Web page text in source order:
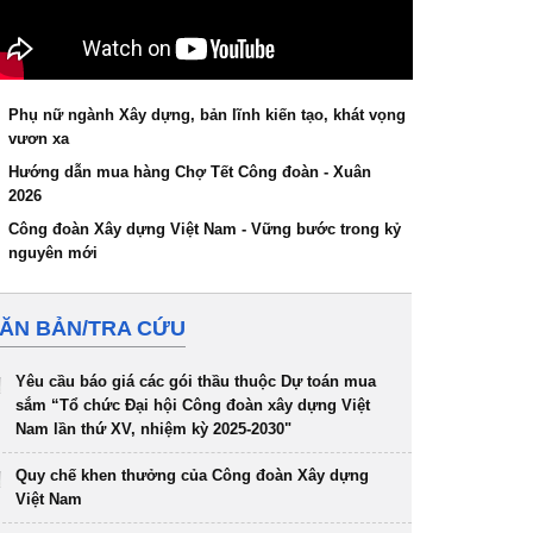
Phụ nữ ngành Xây dựng, bản lĩnh kiến tạo, khát vọng
vươn xa
Hướng dẫn mua hàng Chợ Tết Công đoàn - Xuân
2026
Công đoàn Xây dựng Việt Nam - Vững bước trong kỷ
nguyên mới
BẢN/TRA CỨU
Yêu cầu báo giá các gói thầu thuộc Dự toán mua
sắm “Tổ chức Đại hội Công đoàn xây dựng Việt
Nam lần thứ XV, nhiệm kỳ 2025-2030"
Quy chế khen thưởng của Công đoàn Xây dựng
Việt Nam